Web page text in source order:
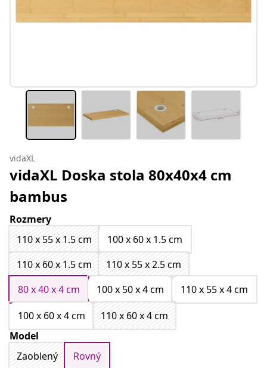
vidaXL
vidaXL Doska stola 80x40x4 cm
bambus
Rozmery
110 x 55 x 1.5 cm
100 x 60 x 1.5 cm
110 x 60 x 1.5 cm
110 x 55 x 2.5 cm
80 x 40 x 4 cm
100 x 50 x 4 cm
110 x 55 x 4 cm
100 x 60 x 4 cm
110 x 60 x 4 cm
Model
Zaoblený
Rovný